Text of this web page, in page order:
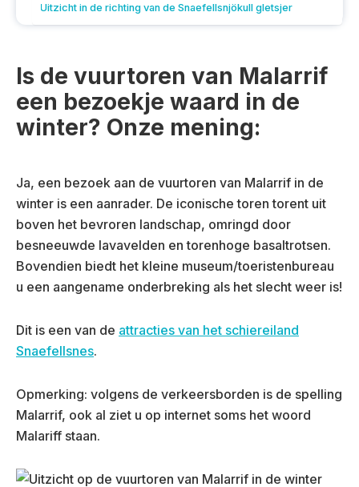
Uitzicht in de richting van de Snaefellsnjökull gletsjer
Is de vuurtoren van Malarrif
een bezoekje waard in de
winter? Onze mening:
Ja, een bezoek aan de vuurtoren van Malarrif in de
winter is een aanrader. De iconische toren torent uit
boven het bevroren landschap, omringd door
besneeuwde lavavelden en torenhoge basaltrotsen.
Bovendien biedt het kleine museum/toeristenbureau
u een aangename onderbreking als het slecht weer is!
Dit is een van de attracties van het schiereiland
Snaefellsnes.
Opmerking: volgens de verkeersborden is de spelling
Malarrif, ook al ziet u op internet soms het woord
Malariff staan.